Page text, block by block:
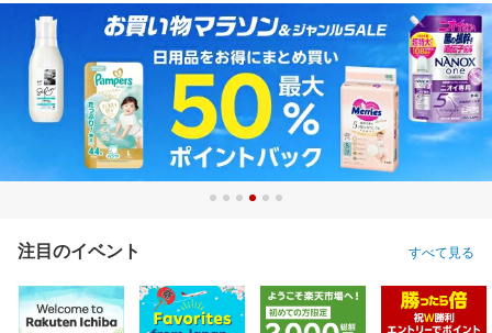
注目のイベント すべて見る